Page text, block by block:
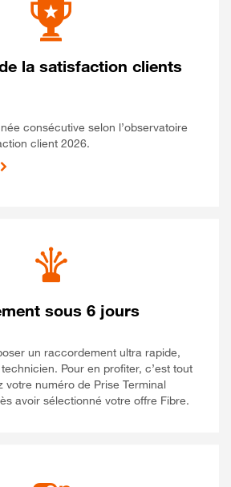
la satisfaction clients
consécutive selon l’observatoire
client 2026.
sous 6 jours
un raccordement ultra rapide,
Pour en profiter, c’est tout
votre numéro de Prise Terminal
avoir sélectionné votre offre Fibre.